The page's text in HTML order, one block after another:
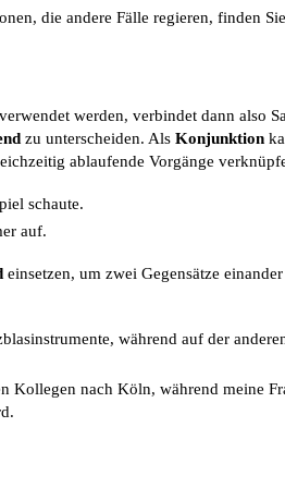
die andere Fälle regieren, finden
werden, verbindet dann also
zu unterscheiden. Als Konjunktion
ablaufende Vorgänge
schaute.
auf.
einsetzen, um zwei Gegensätze
während auf der
Kollegen nach Köln, während meine